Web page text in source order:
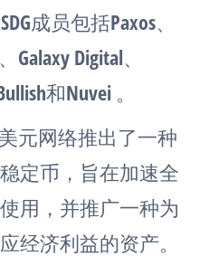
成员包括Paxos、
Galaxy Digital、
和Nuvei 。
元网络推出了一种
定币，旨在加速全
用，并推广一种为
经济利益的资产。